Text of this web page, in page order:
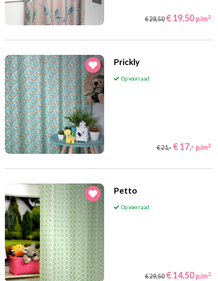
€ 28,50 € 19,50 p/m2
Prickly
Op voorraad
€ 21,- € 17,- p/m2
Petto
Op voorraad
€ 29,50 € 14,50 p/m2